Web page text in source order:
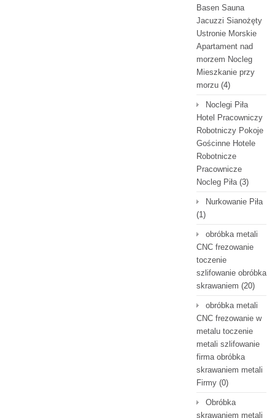
Basen Sauna
Jacuzzi Sianożęty
Ustronie Morskie
Apartament nad
morzem Nocleg
Mieszkanie przy
morzu (4)
Noclegi Piła
Hotel Pracowniczy
Robotniczy Pokoje
Gościnne Hotele
Robotnicze
Pracownicze
Nocleg Piła(3)
Nurkowanie Piła
(1)
obróbka metali
CNC frezowanie
toczenie
szlifowanie obróbka
skrawaniem (20)
obróbka metali
CNC frezowanie w
metalu toczenie
metali szlifowanie
firma obróbka
skrawaniem metali
Firmy (0)
Obróbka
skrawaniem metali